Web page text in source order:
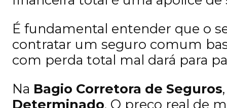
É fundamental entender que o
contratar um seguro comum
com perda total mal dará para
Na Bagio Corretora de Seguros
Determinado. O preço real de